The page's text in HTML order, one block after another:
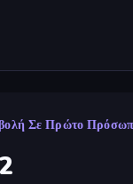
Σε Πρώτο